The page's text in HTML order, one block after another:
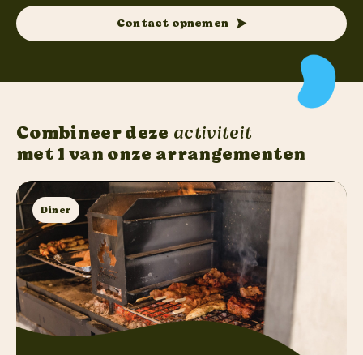
Contact opnemen
Combineer deze activiteit
met 1 van onze arrangementen
Diner